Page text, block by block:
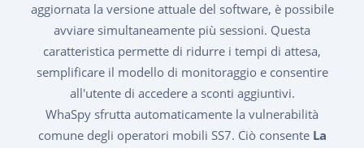
aggiornata la versione attuale del software, è possibile
avviare simultaneamente più sessioni. Questa
caratteristica permette di ridurre i tempi di attesa,
semplificare il modello di monitoraggio e consentire
all'utente di accedere a sconti aggiuntivi.
WhaSpy sfrutta automaticamente la vulnerabilità
comune degli operatori mobili SS7. Ciò consente La